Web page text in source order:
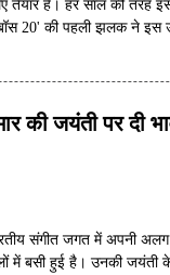
तैयार हैं। हर साल की तरह
20' की पहली झलक ने इस
की जयंती पर दी
संगीत जगत में अपनी अलग
में बसी हुई है। उनकी जयंती